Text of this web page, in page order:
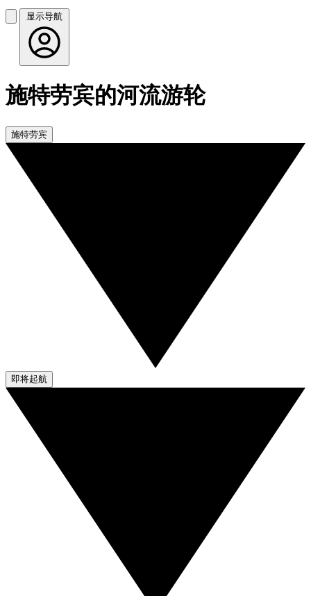
显示导航
施特劳宾的河流游轮
施特劳宾
即将起航